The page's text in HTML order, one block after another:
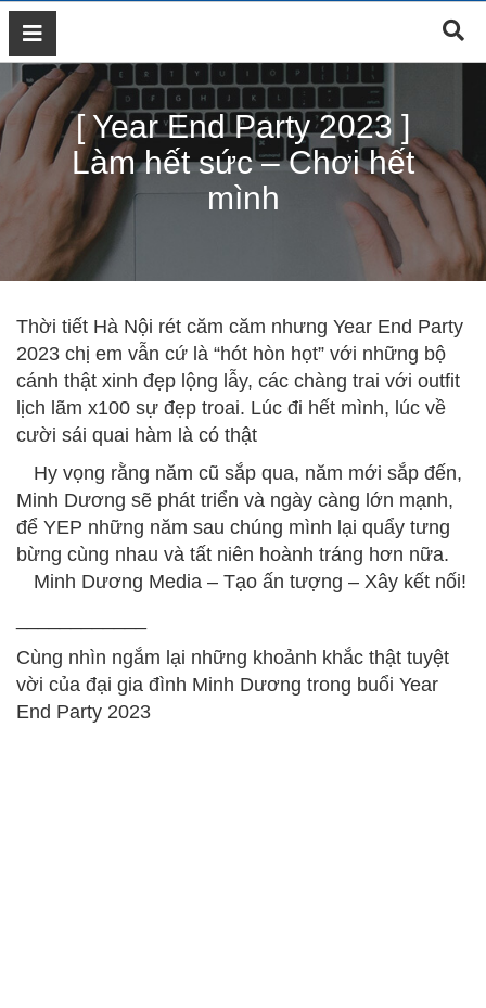
GIỚI
THIỆU
DỊCH
VỤ
MARKETING
ĐÀO
TẠO
MARKETING
WEB
BLOG
LIÊN
HỆ
[ Year End Party 2023 ]
Làm hết sức – Chơi hết
mình
Thời tiết Hà Nội rét căm căm nhưng Year End Party
2023 chị em vẫn cứ là “hót hòn họt” với những bộ
cánh thật xinh đẹp lộng lẫy, các chàng trai với outfit
lịch lãm x100 sự đẹp troai. Lúc đi hết mình, lúc về
cười sái quai hàm là có thật
Hy vọng rằng năm cũ sắp qua, năm mới sắp đến,
Minh Dương sẽ phát triển và ngày càng lớn mạnh,
để YEP những năm sau chúng mình lại quẩy tưng
bừng cùng nhau và tất niên hoành tráng hơn nữa.
Minh Dương Media – Tạo ấn tượng – Xây kết nối!
Cùng nhìn ngắm lại những khoảnh khắc thật tuyệt
vời của đại gia đình Minh Dương trong buổi Year
End Party 2023